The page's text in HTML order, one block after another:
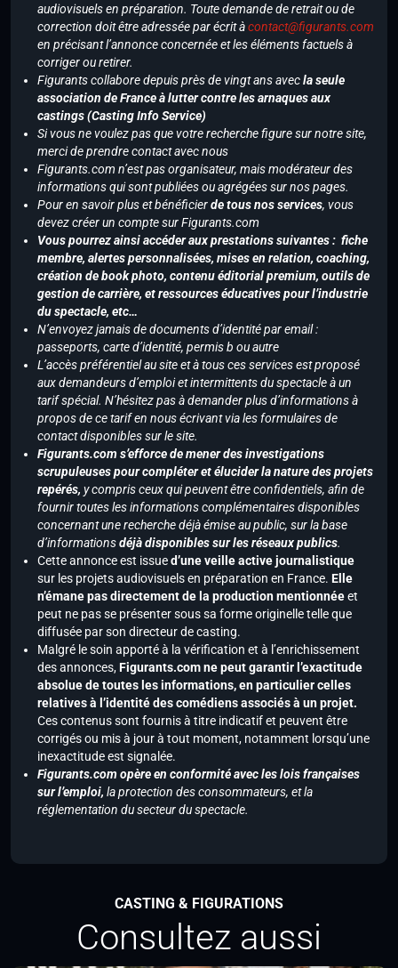
audiovisuels en préparation. Toute demande de retrait ou de
correction doit être adressée par écrit àcontact@figurants.com
en précisant l’annonce concernée et les éléments factuels à
corriger ou retirer.
Figurants collabore depuis près de vingt ans avecla seule
association de France à lutter contre les arnaques aux
castings (Casting Info Service)
Si vous ne voulez pas que votre recherche figure sur notre site,
merci de prendre contact avec nous
Figurants.com n’est pas organisateur, mais modérateur des
informations qui sont publiées ou agrégées sur nos pages.
Pour en savoir plus et bénéficierde tous nos services, vous
devez créer un compte sur Figurants.com
Vous pourrez ainsi accéder aux prestations suivantes : fiche
membre, alertes personnalisées, mises en relation, coaching,
création de book photo, contenu éditorial premium, outils de
gestion de carrière, et ressources éducatives pour l’industrie
du spectacle, etc…
N’envoyez jamais de documents d’identité par email :
passeports, carte d’identité, permis b ou autre
L’accès préférentiel au site et à tous ces services est proposé
aux demandeurs d’emploi et intermittents du spectacle à un
tarif spécial. N’hésitez pas à demander plus d’informations à
propos de ce tarif en nous écrivant via les formulaires de
contact disponibles sur le site.
Figurants.com s’efforce de mener des investigations
scrupuleuses pour compléter et élucider la nature des projets
repérés, y compris ceux qui peuvent être confidentiels, afin de
fournir toutes les informations complémentaires disponibles
concernant une recherche déjà émise au public, sur la base
d’informationsdéjà disponibles sur les réseaux publics.
Cette annonce est issued’une veille active journalistique
sur les projets audiovisuels en préparation en France. Elle
n’émane pas directement de la production mentionnéeet
peut ne pas se présenter sous sa forme originelle telle que
diffusée par son directeur de casting.
Malgré le soin apporté à la vérification et à l’enrichissement
des annonces,Figurants.com ne peut garantir l’exactitude
absolue de toutes les informations, en particulier celles
relatives à l’identité des comédiens associés à un projet.
Ces contenus sont fournis à titre indicatif et peuvent être
corrigés ou mis à jour à tout moment, notamment lorsqu’une
inexactitude est signalée.
Figurants.com opère en conformité avec les lois françaises
sur l’emploi, la protection des consommateurs, et la
réglementation du secteur du spectacle.
CASTING & FIGURATIONS
Consultez aussi